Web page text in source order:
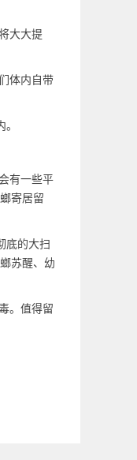
大大提
体内自带
。
有一些平
寄居留
底的大扫
苏醒、幼
。值得留